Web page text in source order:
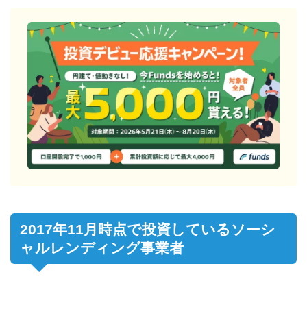
2017年11月時点で投資しているソーシ
ャルレンディング事業者